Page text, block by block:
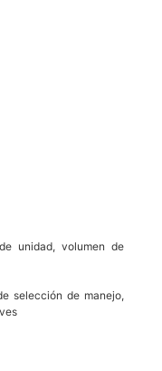
unidad, volumen de
selección de manejo,